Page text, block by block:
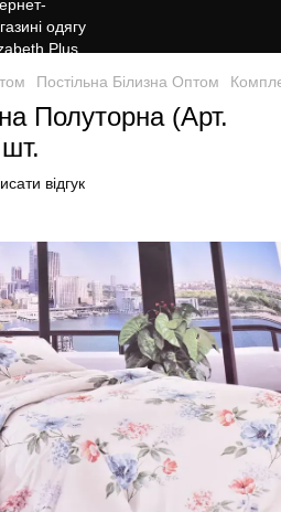
Постільна Білизна Оптом
Полуторна (Арт.
відгук